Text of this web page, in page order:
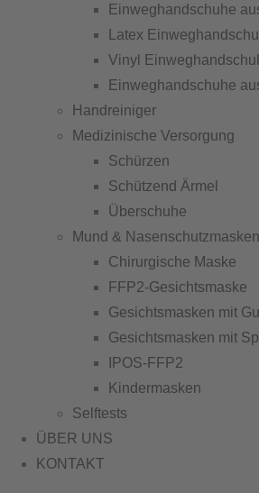
Einweghandschuhe
Latex
Vinyl
Einweghandschuhe
Handreiniger
Medizinische Versorgung
Schürzen
Schützend Ärmel
Überschuhe
Mund & Nasenschutzmasken
Chirurgische Maske
FFP2-Gesichtsmaske
Gesichtsmasken mit
Gesichtsmasken mit
IPOS-FFP2
Kindermasken
Selftests
ÜBER UNS
KONTAKT